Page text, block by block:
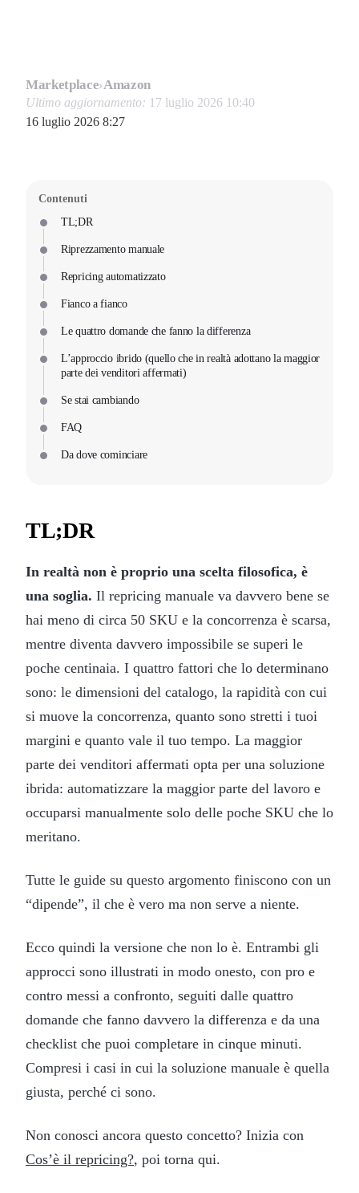
Marketplace›Amazon
Ultimo aggiornamento: 17 luglio 2026 10:40
16 luglio 2026 8:27
Contenuti
TL;DR
Riprezzamento manuale
Repricing automatizzato
Fianco a fianco
Le quattro domande che fanno la differenza
L’approccio ibrido (quello che in realtà adottano la maggior
parte dei venditori affermati)
Se stai cambiando
FAQ
Da dove cominciare
TL;DR
In realtà non è proprio una scelta filosofica, è
una soglia. Il repricing manuale va davvero bene se
hai meno di circa 50 SKU e la concorrenza è scarsa,
mentre diventa davvero impossibile se superi le
poche centinaia. I quattro fattori che lo determinano
sono: le dimensioni del catalogo, la rapidità con cui
si muove la concorrenza, quanto sono stretti i tuoi
margini e quanto vale il tuo tempo. La maggior
parte dei venditori affermati opta per una soluzione
ibrida: automatizzare la maggior parte del lavoro e
occuparsi manualmente solo delle poche SKU che lo
meritano.
Tutte le guide su questo argomento finiscono con un
“dipende”, il che è vero ma non serve a niente.
Ecco quindi la versione che non lo è. Entrambi gli
approcci sono illustrati in modo onesto, con pro e
contro messi a confronto, seguiti dalle quattro
domande che fanno davvero la differenza e da una
checklist che puoi completare in cinque minuti.
Compresi i casi in cui la soluzione manuale è quella
giusta, perché ci sono.
Non conosci ancora questo concetto? Inizia con
Cos’è il repricing?, poi torna qui.